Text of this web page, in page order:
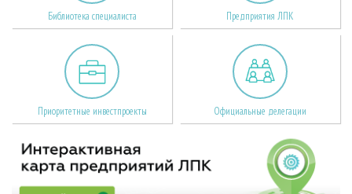
Библиотека специалиста Предприятия ЛПК
Приоритетные инвестпроекты Официальные делегации